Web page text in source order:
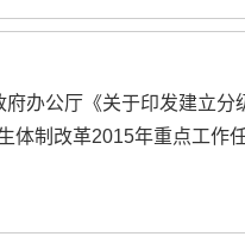
办公厅《关于印发建立
体制改革2015年重点工作